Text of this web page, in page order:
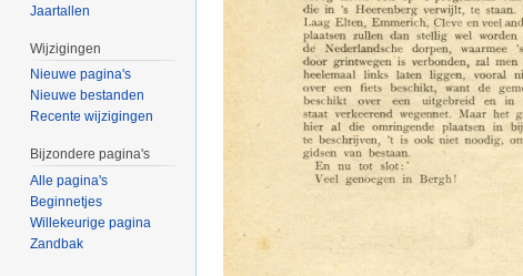
Jaartallen
Wijzigingen
Nieuwe pagina's
Nieuwe bestanden
Recente wijzigingen
Bijzondere pagina's
Alle pagina's
Beginnetjes
Willekeurige pagina
Zandbak